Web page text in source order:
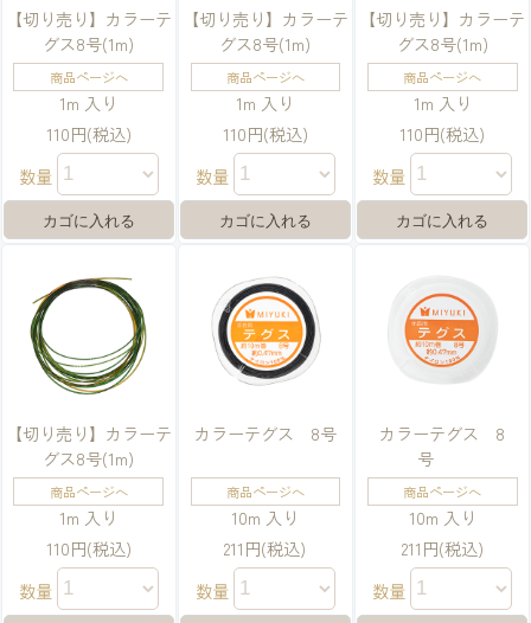
【切り売り】カラーテ
グス8号(1m)
商品ページへ
1m 入り
110円(税込)
数量
【切り売り】カラーテ
グス8号(1m)
商品ページへ
1m 入り
110円(税込)
数量
【切り売り】カラーテ
グス8号(1m)
商品ページへ
1m 入り
110円(税込)
数量
【切り売り】カラーテ
グス8号(1m)
商品ページへ
1m 入り
110円(税込)
数量
カラーテグス 8号
商品ページへ
10m 入り
211円(税込)
数量
カラーテグス 8
号
商品ページへ
10m 入り
211円(税込)
数量